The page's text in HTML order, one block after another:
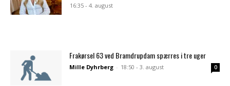
16:35 - 4. august
Frakørsel 63 ved Bramdrupdam spærres i tre uger
Mille Dyhrberg - 18:50 - 3. august 0